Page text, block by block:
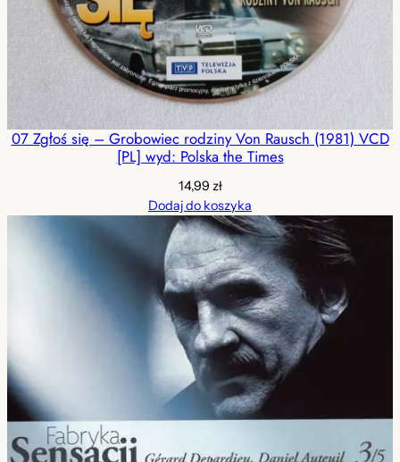
07 Zgłoś się – Grobowiec rodziny Von Rausch (1981) VCD
[PL] wyd: Polska the Times
14,99 zł
Dodaj do koszyka